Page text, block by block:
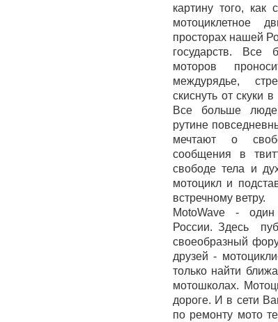
картину того, как
мотоциклетное
просторах нашей
государств. Все
моторов
междурядье,
скиснуть от скуки
Все больше
рутине
мечтают о
сообщения в
свободе тела и
мотоцикл и
встречному ветру.
MotoWave -
России. Здесь
своеобразный
друзей -
только найти
мотошколах.
дороге. И в сети
по ремонту мото